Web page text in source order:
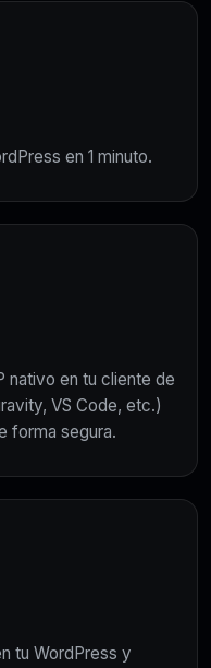
en 1 minuto.
nativo en tu cliente de
VS Code, etc.)
forma segura.
tu WordPress y